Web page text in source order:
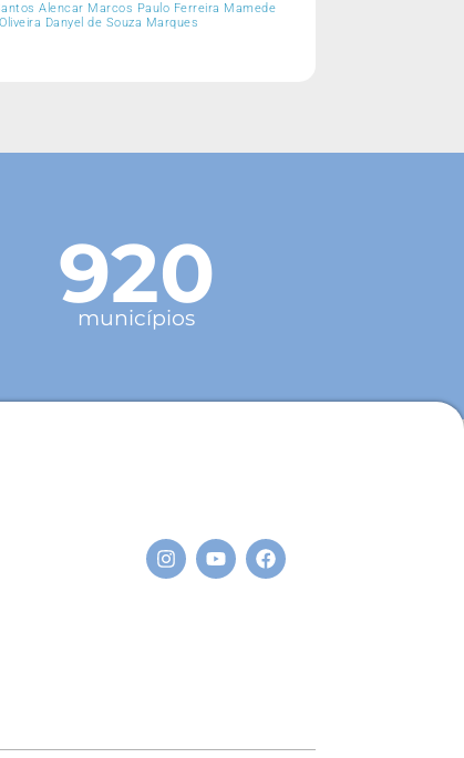
Alencar Marcos Paulo Ferreira Mamede
Danyel de Souza Marques
920
municípios